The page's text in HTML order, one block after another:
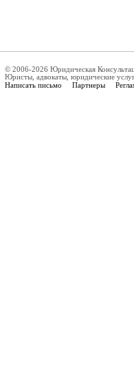
© 2006-2026 Юридическая
Юристы, адвокаты, юридические
Написать письмо Партнеры